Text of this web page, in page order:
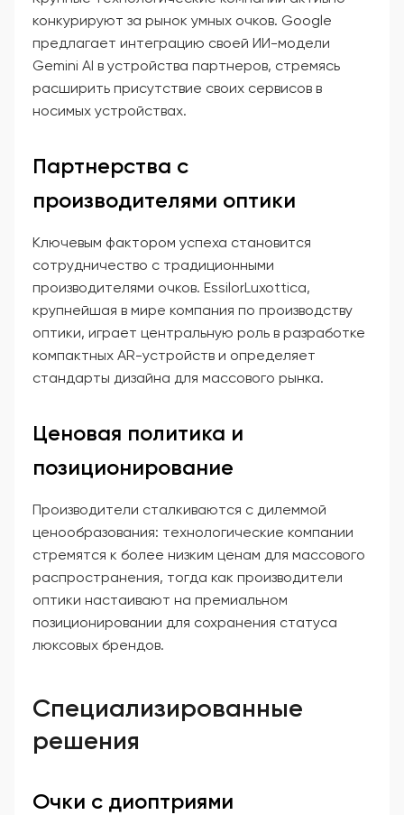
конкурируют за рынок умных очков. Google
предлагает интеграцию своей ИИ-модели
Gemini AI в устройства партнеров, стремясь
расширить присутствие своих сервисов в
носимых устройствах.
Партнерства с
производителями оптики
Ключевым фактором успеха становится
сотрудничество с традиционными
производителями очков. EssilorLuxottica,
крупнейшая в мире компания по производству
оптики, играет центральную роль в разработке
компактных AR-устройств и определяет
стандарты дизайна для массового рынка.
Ценовая политика и
позиционирование
Производители сталкиваются с дилеммой
ценообразования: технологические компании
стремятся к более низким ценам для массового
распространения, тогда как производители
оптики настаивают на премиальном
позиционировании для сохранения статуса
люксовых брендов.
Специализированные
решения
Очки с диоптриями